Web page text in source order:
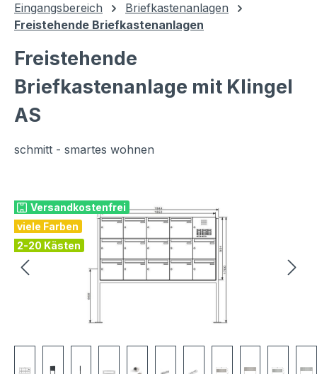
Eingangsbereich
Briefkastenanlagen
Freistehende Briefkastenanlagen
Freistehende
Briefkastenanlage mit Klingel
AS
schmitt - smartes wohnen
Versandkostenfrei
viele Farben
2-20 Kästen